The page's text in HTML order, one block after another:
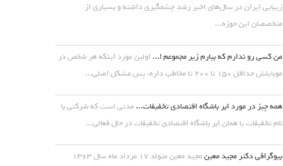
زیبایی ایران در سال‌های اخیر رشد چشمگیری داشته و بسیاری از
متخصصان این حوزه...
من کسی رو ندارم که بیارم زیر مجموعم !... اولین مورد اینکه هر شخص در
موبایلش حداقل ۱۵۰ تا ۲۰۰ تا مخاطب داره، پس مشکل اصلی...
همه چیز در مورد ابر باشگاه اقتصادی تخفیفات...مدتی است که شرکتی با
نام تخفیفات یا همان ابر باشگاه اقتصادی تخفیفات در حال فعالی...
بیوگرافی دکتر مجید معین
مجید معین متولد ۱۷ مرداد ماه سال ۱۳۶۳